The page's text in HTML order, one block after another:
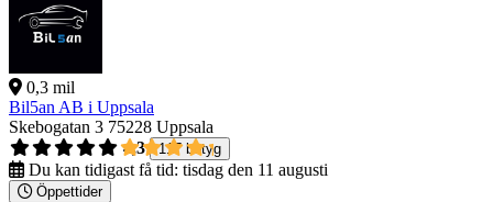
0,3 mil
Bil5an AB i Uppsala
Skebogatan 3 75228 Uppsala
4,3
117 betyg
Du kan tidigast få tid: tisdag den 11 augusti
Öppettider